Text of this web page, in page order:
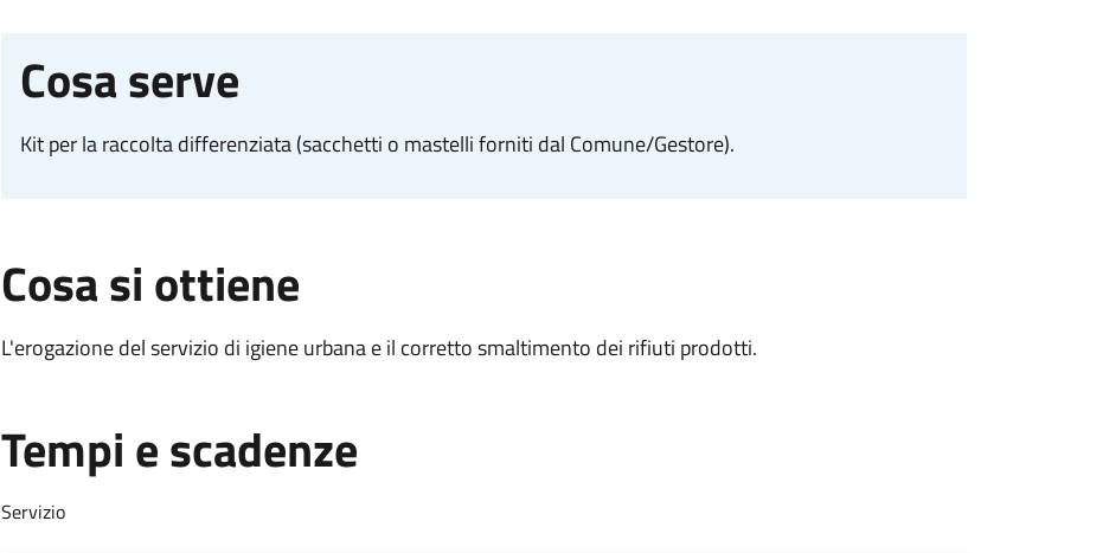
Cosa serve
Kit per la raccolta differenziata (sacchetti o mastelli forniti dal Comune/Gestore).
Cosa si ottiene
L'erogazione del servizio di igiene urbana e il corretto smaltimento dei rifiuti prodotti.
Tempi e scadenze
Servizio